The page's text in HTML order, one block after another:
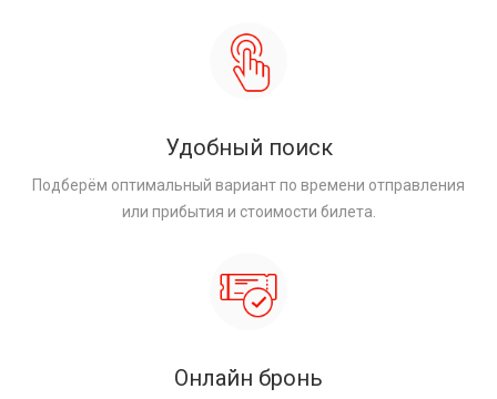
Удобный поиск
Подберём оптимальный вариант по времени отправления
или прибытия и стоимости билета.
Онлайн бронь